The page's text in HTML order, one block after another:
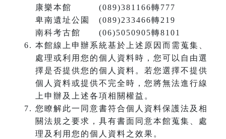
康樂本館 (089)381166轉777
卑南遺址公園 (089)233466轉219
南科考古館 (06)5050905轉8101
本館線上申辦系統基於上述原因而需蒐集、
處理或利用您的個人資料時，您可以自由選
擇是否提供您的個人資料。若您選擇不提供
個人資料或提供不完全時，您將無法進行線
上申辦及上述各項相關權益。
您瞭解此一同意書符合個人資料保護法及相
關法規之要求，具有書面同意本館蒐集、處
理及利用您的個人資料之效果。